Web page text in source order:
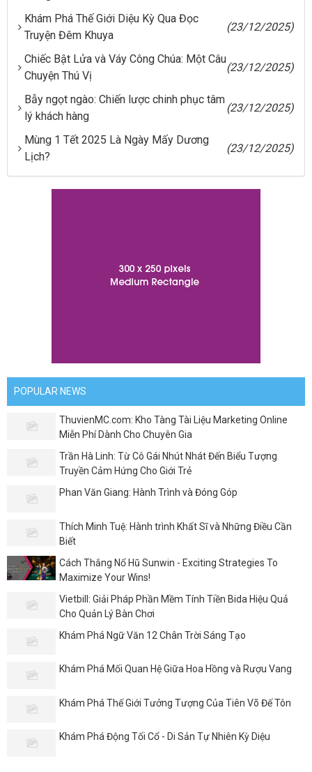
Khám Phá Thế Giới Diệu Kỳ Qua Đọc
Truyện Đêm Khuya
(23/12/2025)
Chiếc Bật Lửa và Váy Công Chúa: Một Câu
Chuyện Thú Vị
(23/12/2025)
Bẫy ngọt ngào: Chiến lược chinh phục tâm
lý khách hàng
(23/12/2025)
Mùng 1 Tết 2025 Là Ngày Mấy Dương
Lịch?
(23/12/2025)
POPULAR NEWS
ThuvienMC.com: Kho Tàng Tài Liệu Marketing Online
Miễn Phí Dành Cho Chuyên Gia
Trần Hà Linh: Từ Cô Gái Nhút Nhát Đến Biểu Tượng
Truyền Cảm Hứng Cho Giới Trẻ
Phan Văn Giang: Hành Trình và Đóng Góp
Thích Minh Tuệ: Hành trình Khất Sĩ và Những Điều Cần
Biết
Cách Thắng Nổ Hũ Sunwin - Exciting Strategies To
Maximize Your Wins!
Vietbill: Giải Pháp Phần Mềm Tính Tiền Bida Hiệu Quả
Cho Quản Lý Bàn Chơi
Khám Phá Ngữ Văn 12 Chân Trời Sáng Tạo
Khám Phá Mối Quan Hệ Giữa Hoa Hồng và Rượu Vang
Khám Phá Thế Giới Tưởng Tượng Của Tiên Võ Đế Tôn
Khám Phá Động Tối Cổ - Di Sản Tự Nhiên Kỳ Diệu